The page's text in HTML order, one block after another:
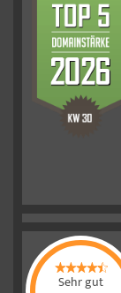
Sehr gut